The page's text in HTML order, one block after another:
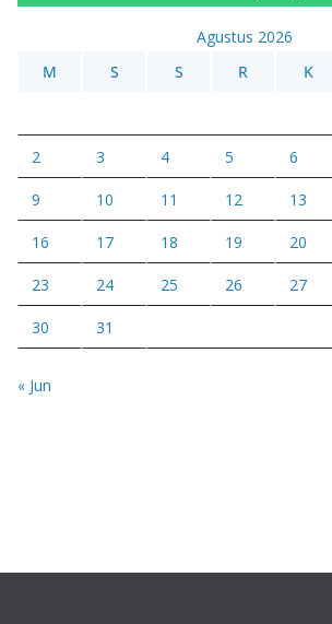
Agustus 2026
M
S S R K
2 3 4 5 6
9 10 11 12 13
16 17 18 19 20
23 24 25 26 27
30 31
« Jun